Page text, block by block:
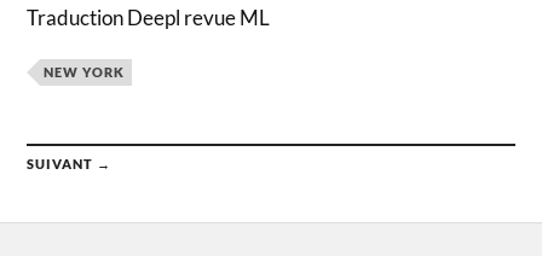
Traduction Deepl revue ML
NEW YORK
SUIVANT →